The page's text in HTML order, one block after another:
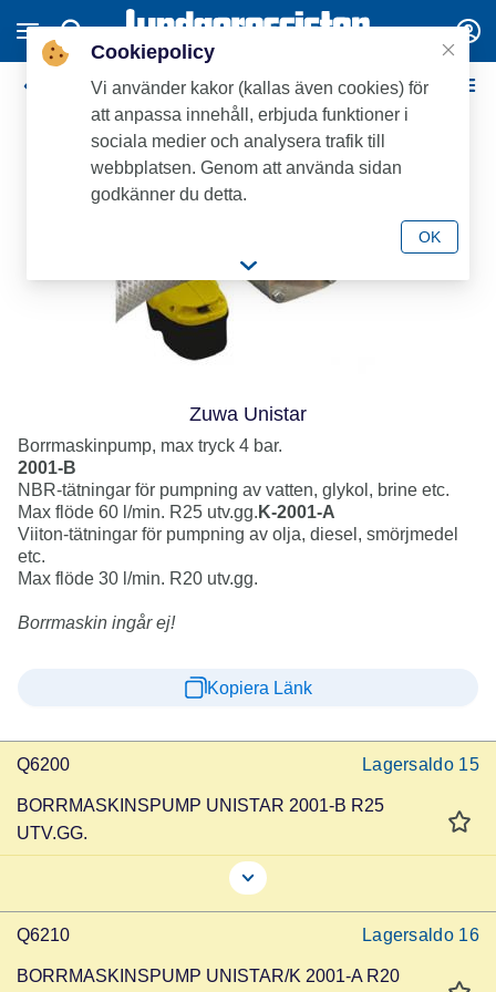
Handpumpar & Rörspetsar
Zuwa Unistar
Borrmaskinpump, max tryck 4 bar.
2001-B
NBR-tätningar för pumpning av vatten, glykol, brine etc.
Max flöde 60 l/min. R25 utv.gg. K-2001-A
Viiton-tätningar för pumpning av olja, diesel, smörjmedel
etc.
Max flöde 30 l/min. R20 utv.gg.
Borrmaskin ingår ej!
Kopiera Länk
Q6200 Lagersaldo 15
BORRMASKINSPUMP UNISTAR 2001-B R25
UTV.GG.
Q6210 Lagersaldo 16
BORRMASKINSPUMP UNISTAR/K 2001-A R20
Cookiepolicy
Vi använder kakor (kallas även cookies) för
att anpassa innehåll, erbjuda funktioner i
sociala medier och analysera trafik till
webbplatsen. Genom att använda sidan
godkänner du detta.
OK